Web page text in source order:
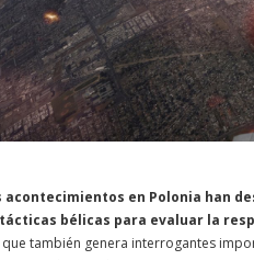
acontecimientos en Polonia han
bélicas para evaluar la
que también genera interrogantes